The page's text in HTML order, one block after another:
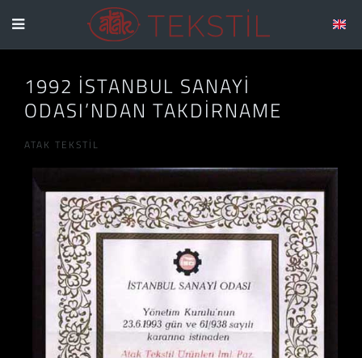
1992 İSTANBUL SANAYI
ODASI’NDAN TAKDIRNAME
ATAK TEKSTIL